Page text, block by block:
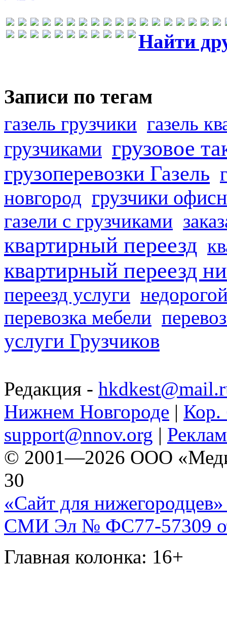
Найти
Записи по тегам
газель грузчики газель
грузчиками грузовое
грузоперевозки Газель
новгород грузчики
газели с грузчиками
квартирный переезд
квартирный переезд
переезд услуги
перевозка мебели
услуги Грузчиков
Редакция -
Нижнем Новгороде | Кор.
support@nnov.org |
© 2001—2026 ООО
30
«Сайт для нижегородцев»
СМИ Эл № ФС77-57309
Главная колонка: 16+